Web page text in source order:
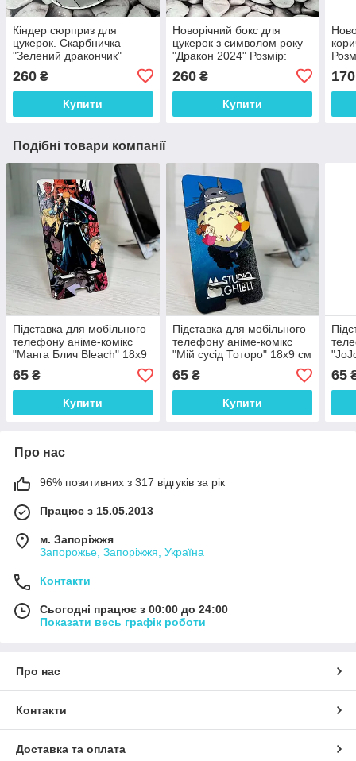
Кіндер сюрприз для
цукерок. Скарбничка
"Зелений дракончик"
260 ₴
Купити
Новорічний бокс для
цукерок з символом року
"Дракон 2024" Розмір:
260₴
Купити
170
Подібні товари компанії
Підставка для мобільного
телефону аніме-комікс
"Манга Блич Bleach" 18х9
см
65 ₴
Купити
Підставка для мобільного
телефону аніме-комікс
"Мій сусід Тоторо" 18х9 см
65₴
Купити
65
Про нас
96% позитивних з 317 відгуків за рік
Працює з 15.05.2013
м. Запоріжжя
Запорожье, Запоріжжя, Україна
Контакти
Сьогодні працює з 00:00 до 24:00
Показати весь графік роботи
Про нас
Контакти
Доставка та оплата